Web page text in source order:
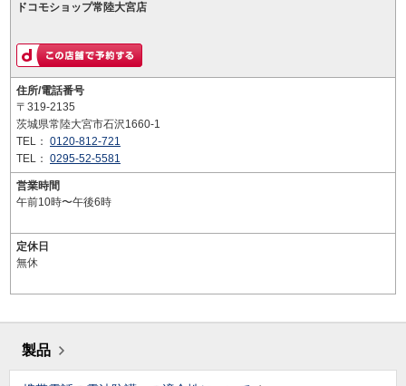
ドコモショップ常陸大宮店
住所/電話番号
〒319-2135
茨城県常陸大宮市石沢1660-1
TEL： 0120-812-721
TEL： 0295-52-5581
営業時間
午前10時〜午後6時
定休日
無休
製品